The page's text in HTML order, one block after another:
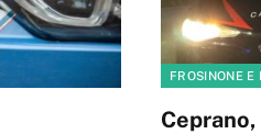
FROSINONE E